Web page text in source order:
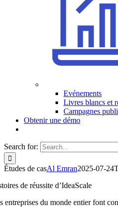
Evénements
Livres blancs et
Campagnes
Obtenir une démo
Search for:
Études de casAl Emran2025-07-
de réussite d’IdeaScale
entreprises du monde entier font